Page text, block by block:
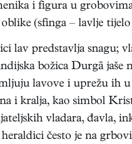
i figura u
(sfinga – lavlje
lav predstavlja snagu;
božica Durgā
lavove i uprežu ih
i kralja, kao simbol
vladara, đavla,
često je na